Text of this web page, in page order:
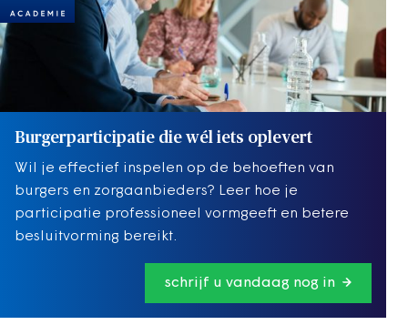
Burgerparticipatie die wél iets oplevert
Wil je effectief inspelen op de behoeften van
burgers en zorgaanbieders? Leer hoe je
participatie professioneel vormgeeft en betere
besluitvorming bereikt.
schrijf u vandaag nog in